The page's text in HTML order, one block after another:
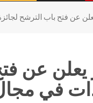
باب الترشح لجائزة اليونسكو (لوريال 2022
في